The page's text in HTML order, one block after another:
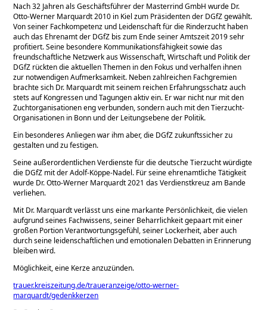
Nach 32 Jahren als Geschäftsführer der Masterrind GmbH wurde Dr.
Otto-Werner Marquardt 2010 in Kiel zum Präsidenten der DGfZ gewählt.
Von seiner Fachkompetenz und Leidenschaft für die Rinderzucht haben
auch das Ehrenamt der DGfZ bis zum Ende seiner Amtszeit 2019 sehr
profitiert. Seine besondere Kommunikationsfähigkeit sowie das
freundschaftliche Netzwerk aus Wissenschaft, Wirtschaft und Politik der
DGfZ rückten die aktuel­len Themen in den Fokus und verhalfen ihnen
zur notwendigen Aufmerksamkeit. Neben zahlreichen Fachgremien
brachte sich Dr. Marquardt mit seinem reichen Erfahrungs­schatz auch
stets auf Kongressen und Tagungen aktiv ein. Er war nicht nur mit den
Zucht­organisationen eng verbunden, sondern auch mit den Tierzucht-
Organisationen in Bonn und der Leitungsebene der Politik.
Ein besonderes Anliegen war ihm aber, die DGfZ zukunftssicher zu
gestalten und zu festigen.
Seine außerordentlichen Verdienste für die deutsche Tierzucht würdigte
die DGfZ mit der Adolf-Köppe-Nadel. Für seine ehrenamtliche Tätigkeit
wurde Dr. Otto-Werner Marquardt 2021 das Verdienstkreuz am Bande
verliehen.
Mit Dr. Marquardt verlässt uns eine markante Persönlichkeit, die vielen
aufgrund seines Fachwissens, seiner Beharrlichkeit gepaart mit einer
großen Portion Verantwortungsge­fühl, seiner Lockerheit, aber auch
durch seine leidenschaftlichen und emotionalen De­batten in Erinnerung
bleiben wird.
Möglichkeit, eine Kerze anzuzünden.
trauer.kreiszeitung.de/traueranzeige/otto-werner-
marquardt/gedenkkerzen